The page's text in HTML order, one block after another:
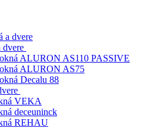
a dvere
dvere
ALURON AS110 PASSIVE
ALURON AS75
Decalu 88
VEKA
deceuninck
REHAU